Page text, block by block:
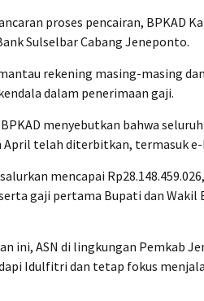
proses pencairan, BPKAD
Sulselbar Cabang Jeneponto.
rekening masing-masing
dalam penerimaan gaji.
menyebutkan bahwa
April telah diterbitkan, termasuk
mencapai
gaji pertama Bupati dan
ini, ASN di lingkungan Pemkab
Idulfitri dan tetap fokus